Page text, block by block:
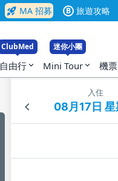
rocket_launch MA 招募 B 旅遊攻略
ClubMed
自由行 expand_more
迷你小團
Mini Tour expand_more 機票
入住